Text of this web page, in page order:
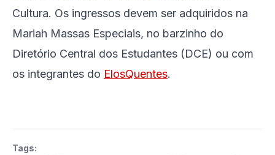
Cultura. Os ingressos devem ser adquiridos na
Mariah Massas Especiais, no barzinho do
Diretório Central dos Estudantes (DCE) ou com
os integrantes do ElosQuentes.
Tags: